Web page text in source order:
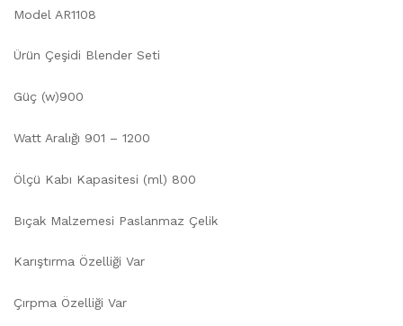
Model AR1108
Ürün Çeşidi Blender Seti
Güç (w)900
Watt Aralığı 901 – 1200
Ölçü Kabı Kapasitesi (ml) 800
Bıçak Malzemesi Paslanmaz Çelik
Karıştırma Özelliği Var
Çırpma Özelliği Var